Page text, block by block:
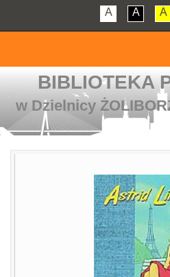
A A A
BIBLIOTEKA
w Dzielnicy